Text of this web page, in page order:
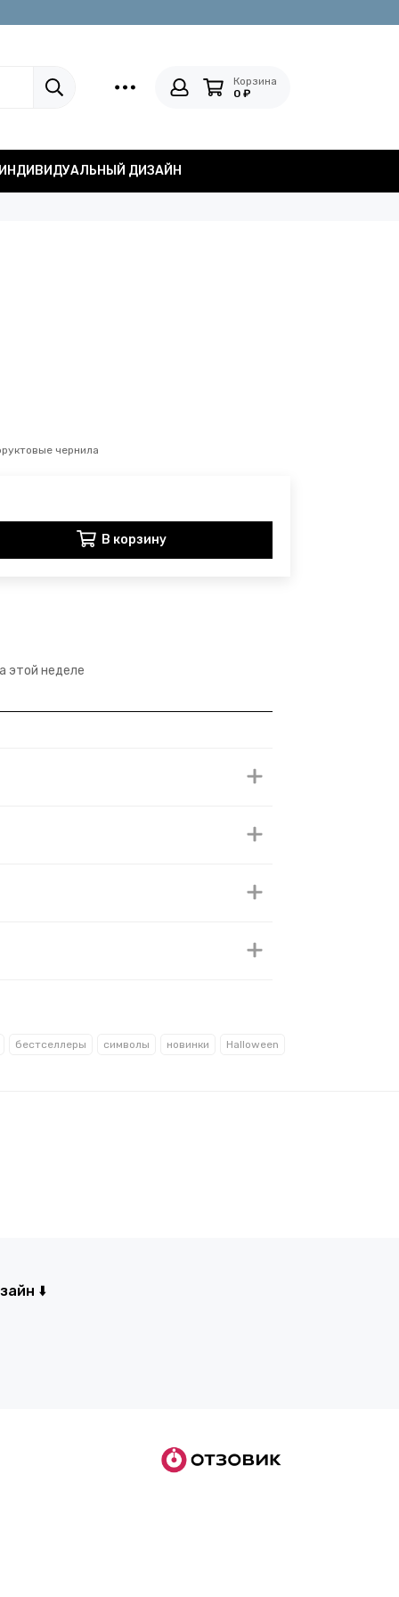
Корзина
0 ₽
ДИЗАЙН
чернила
В корзину
этой неделе
бестселлеры символы новинки Halloween
⬇️